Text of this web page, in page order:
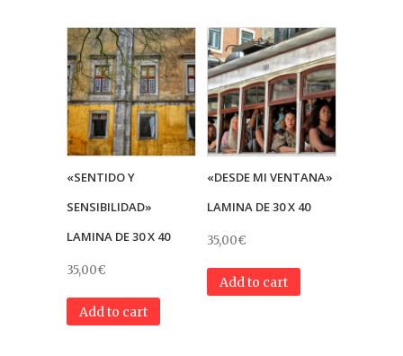
«SENTIDO Y
SENSIBILIDAD»
LAMINA DE 30 X 40
35,00€
Add to cart
«DESDE MI VENTANA»
LAMINA DE 30 X 40
35,00€
Add to cart